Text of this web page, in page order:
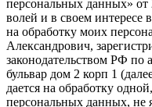
персональных данных» от
волей и в своем интересе
на обработку моих
Александрович,
законодательством РФ по
бульвар дом 2 корп 1
дается на обработку
персональных данных,